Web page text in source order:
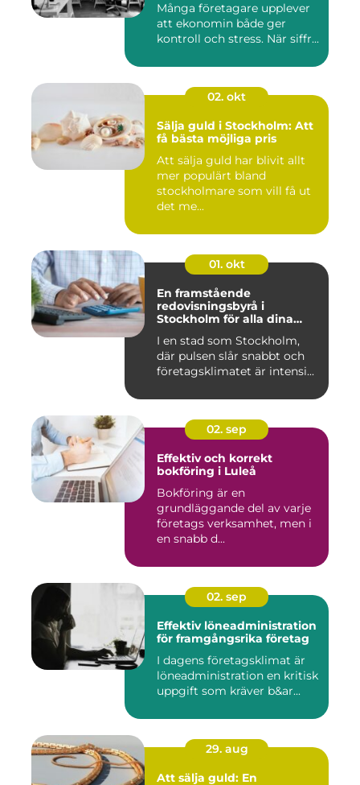
Många företagare upplever
att ekonomin både ger
kontroll och stress. När siffr...
02. okt
Sälja guld i Stockholm: Att
få bästa möjliga pris
Att sälja guld har blivit allt
mer populärt bland
stockholmare som vill få ut
det me...
01. okt
En framstående
redovisningsbyrå i
Stockholm för alla dina
I en stad som Stockholm,
där pulsen slår snabbt och
företagsklimatet är intensi...
02. sep
Effektiv och korrekt
bokföring i Luleå
Bokföring är en
grundläggande del av varje
företags verksamhet, men i
en snabb d...
02. sep
Effektiv löneadministration
för framgångsrika företag
I dagens företagsklimat är
löneadministration en kritisk
uppgift som kräver b&ar...
29. aug
Att sälja guld: En